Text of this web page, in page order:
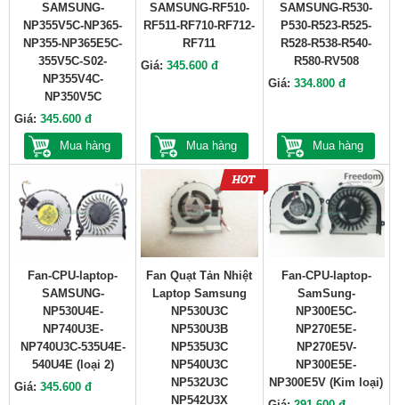
SAMSUNG-
NP355V5C-NP365-
NP355-NP365E5C-
355V5C-S02-
NP355V4C-
NP350V5C
Giá: 345.600 đ
Mua hàng
SAMSUNG-RF510-
RF511-RF710-RF712-
RF711
Giá:345.600 đ
Mua hàng
SAMSUNG-R530-
P530-R523-R525-
R528-R538-R540-
R580-RV508
Giá: 334.800 đ
Mua hàng
Fan-CPU-laptop-
SAMSUNG-
NP530U4E-
NP740U3E-
NP740U3C-535U4E-
540U4E (loại 2)
Giá: 345.600 đ
Fan Quạt Tản Nhiệt
Laptop Samsung
NP530U3C
NP530U3B
NP535U3C
NP540U3C
NP532U3C
NP542U3X
Fan-CPU-laptop-
SamSung-
NP300E5C-
NP270E5E-
NP270E5V-
NP300E5E-
NP300E5V (Kim loại)